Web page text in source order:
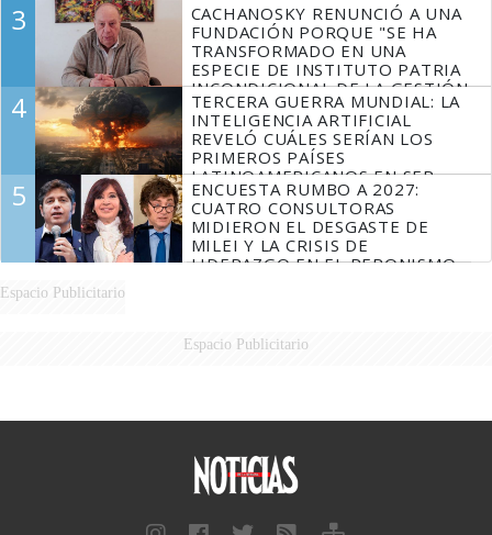
3
CACHANOSKY RENUNCIÓ A UNA
FUNDACIÓN PORQUE "SE HA
TRANSFORMADO EN UNA
ESPECIE DE INSTITUTO PATRIA
INCONDICIONAL DE LA GESTIÓN
DE MILEI"
4
TERCERA GUERRA MUNDIAL: LA
INTELIGENCIA ARTIFICIAL
REVELÓ CUÁLES SERÍAN LOS
PRIMEROS PAÍSES
LATINOAMERICANOS EN SER
DERROTADOS
5
ENCUESTA RUMBO A 2027:
CUATRO CONSULTORAS
MIDIERON EL DESGASTE DE
MILEI Y LA CRISIS DE
LIDERAZGO EN EL PERONISMO
Espacio Publicitario
Espacio Publicitario